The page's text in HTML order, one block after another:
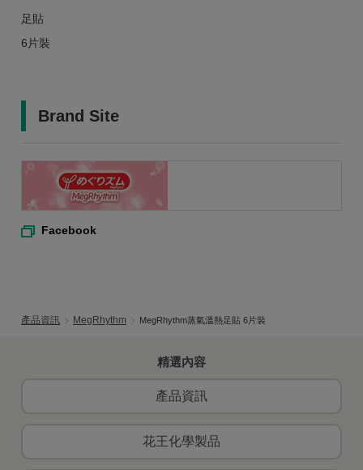
足貼
6片裝
Brand Site
Facebook
產品資訊 MegRhythm MegRhythm蒸氣溫熱足貼 6片裝
精選內容
產品資訊
花王化學製品